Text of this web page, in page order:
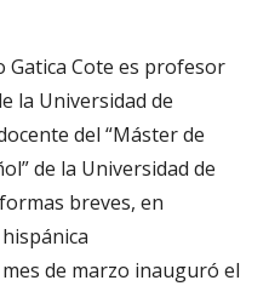
Gatica Cote es profesor
la Universidad de
del “Máster de
de la Universidad de
breves, en
de marzo inauguró el